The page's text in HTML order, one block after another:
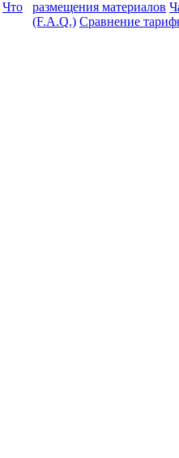
Что
размещения материалов
(F.A.Q.) Cравнение